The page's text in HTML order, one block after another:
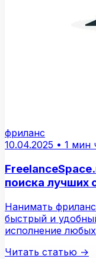
фриланс
10.04.2025 • 1 мин
поиска лучших
Нанимать
быстрый и
исполнение
Читать статью →